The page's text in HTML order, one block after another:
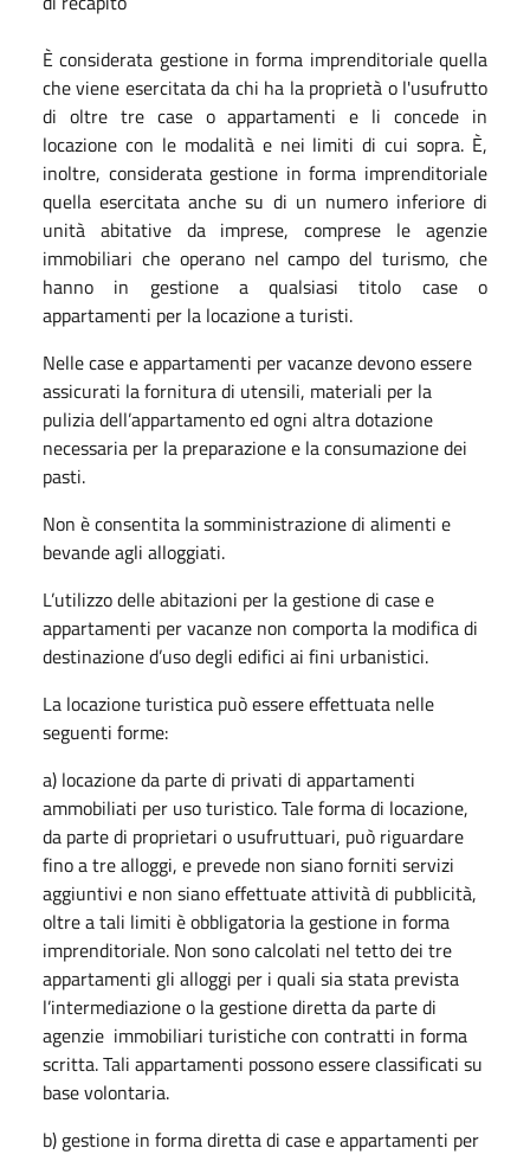
È considerata gestione in forma imprenditoriale quella
che viene esercitata da chi ha la proprietà o l'usufrutto
di oltre tre case o appartamenti e li concede in
locazione con le modalità e nei limiti di cui sopra. È,
inoltre, considerata gestione in forma imprenditoriale
quella esercitata anche su di un numero inferiore di
unità abitative da imprese, comprese le agenzie
immobiliari che operano nel campo del turismo, che
hanno in gestione a qualsiasi titolo case o
appartamenti per la locazione a turisti.
Nelle case e appartamenti per vacanze devono essere
assicurati la fornitura di utensili, materiali per la
pulizia dell’appartamento ed ogni altra dotazione
necessaria per la preparazione e la consumazione dei
pasti.
Non è consentita la somministrazione di alimenti e
bevande agli alloggiati.
L’utilizzo delle abitazioni per la gestione di case e
appartamenti per vacanze non comporta la modifica di
destinazione d’uso degli edifici ai fini urbanistici.
La locazione turistica può essere effettuata nelle
seguenti forme:
a) locazione da parte di privati di appartamenti
ammobiliati per uso turistico. Tale forma di locazione,
da parte di proprietari o usufruttuari, può riguardare
fino a tre alloggi, e prevede non siano forniti servizi
aggiuntivi e non siano effettuate attività di pubblicità,
oltre a tali limiti è obbligatoria la gestione in forma
imprenditoriale. Non sono calcolati nel tetto dei tre
appartamenti gli alloggi per i quali sia stata prevista
l’intermediazione o la gestione diretta da parte di
agenzie immobiliari turistiche con contratti in forma
scritta. Tali appartamenti possono essere classificati su
base volontaria.
b) gestione in forma diretta di case e appartamenti per